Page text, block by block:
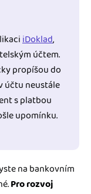
iDoklad,
účtem.
propíšou do
účtu neustále
s platbou
upomínku.
na bankovním
Pro rozvoj